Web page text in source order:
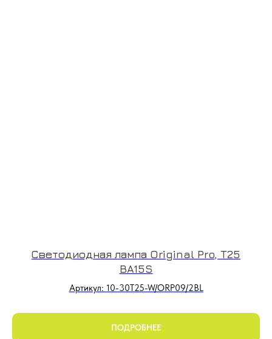
Светодиодная лампа Original Pro, T25
BA15S
Артикул: 10-30T25-W/ORP09/2BL
ПОДРОБНЕЕ